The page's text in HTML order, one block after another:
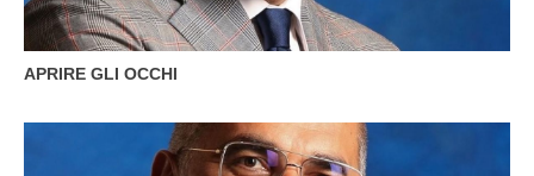
APRIRE GLI OCCHI